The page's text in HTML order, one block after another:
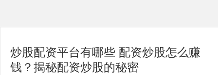
炒股配资平台有哪些 配资炒股怎么赚
钱？揭秘配资炒股的秘密